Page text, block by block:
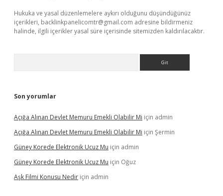
Hukuka ve yasal düzenlemelere aykırı olduğunu düşündüğünüz
içerikleri, backlinkpanelicomtr@gmail.com adresine bildirmeniz
halinde, ilgili içerikler yasal süre içerisinde sitemizden kaldırılacaktır.
Son yorumlar
Açığa Alınan Devlet Memuru Emekli Olabilir Mi için admin
Açığa Alınan Devlet Memuru Emekli Olabilir Mi için Şermin
Güney Korede Elektronik Ucuz Mu için admin
Güney Korede Elektronik Ucuz Mu için Oğuz
Aşk Filmi Konusu Nedir için admin